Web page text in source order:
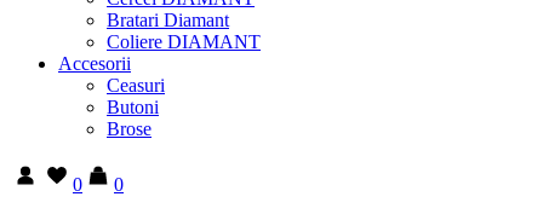
Bratari Diamant
Coliere DIAMANT
Accesorii
Ceasuri
Butoni
Brose
0
0